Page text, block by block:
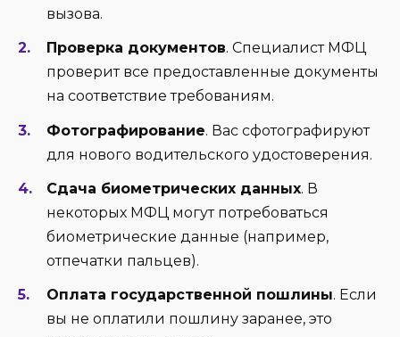
вызова.
Проверка документов. Специалист МФЦ
проверит все предоставленные документы
на соответствие требованиям.
Фотографирование. Вас сфотографируют
для нового водительского удостоверения.
Сдача биометрических данных. В
некоторых МФЦ могут потребоваться
биометрические данные (например,
отпечатки пальцев).
Оплата государственной пошлины. Если
вы не оплатили пошлину заранее, это